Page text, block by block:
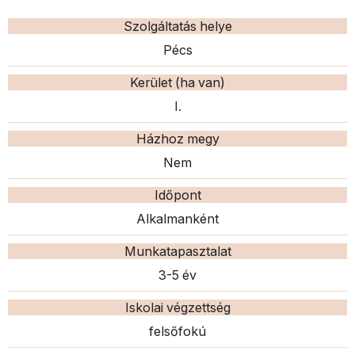
Szolgáltatás helye
Pécs
Kerület (ha van)
I.
Házhoz megy
Nem
Időpont
Alkalmanként
Munkatapasztalat
3-5 év
Iskolai végzettség
felsőfokú